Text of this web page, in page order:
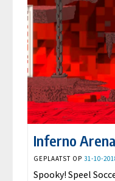
Inferno
GEPLAATST OP 31-10-
Spooky! Speel